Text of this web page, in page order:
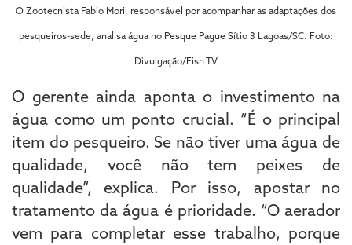
O Zootecnista Fabio Mori, responsável por acompanhar as adaptações dos
pesqueiros-sede, analisa água no Pesque Pague Sítio 3 Lagoas/SC. Foto:
Divulgação/Fish TV
O gerente ainda aponta o investimento na
água como um ponto crucial. “É o principal
item do pesqueiro. Se não tiver uma água de
qualidade, você não tem peixes de
qualidade”, explica. Por isso, apostar no
tratamento da água é prioridade. “O aerador
vem para completar esse trabalho, porque